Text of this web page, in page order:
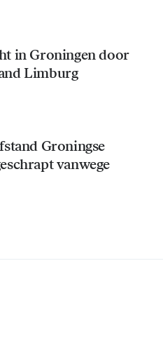
in Groningen door
Limburg
Groningse
vanwege